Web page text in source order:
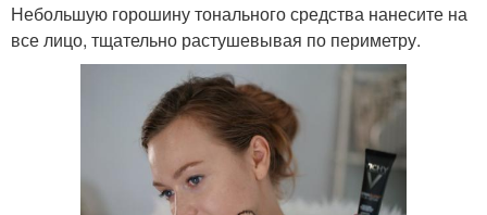
Небольшую горошину тонального средства нанесите на
все лицо, тщательно растушевывая по периметру.